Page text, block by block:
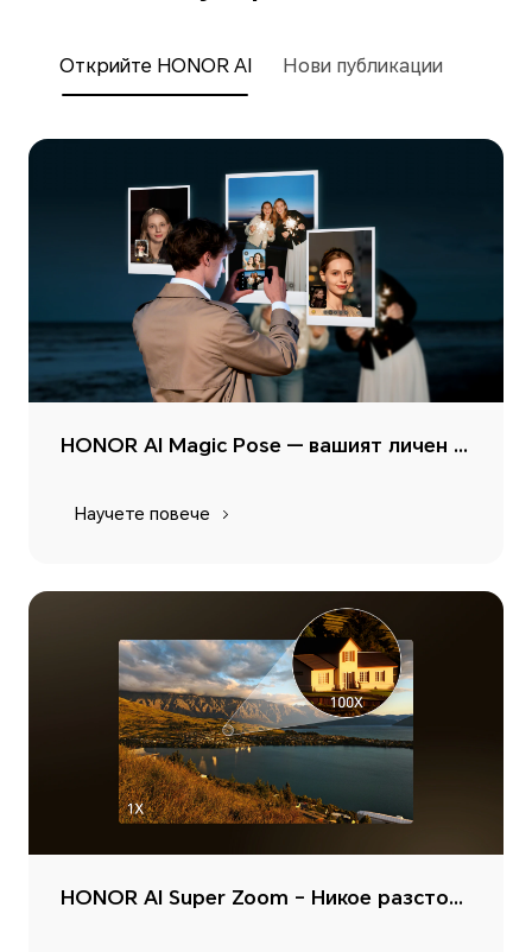
Открийте HONOR AI Нови публикации
HONOR AI Magic Pose — вашият личен асистент за перфектни пози за снимки
Научете повече
HONOR AI Super Zoom – Никое разстояние не е твърде голямо, близки планове с едно докосване